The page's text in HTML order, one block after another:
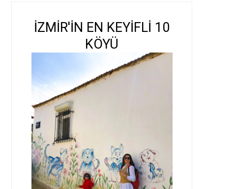
İZMİR'İN EN KEYİFLİ 10
KÖYÜ